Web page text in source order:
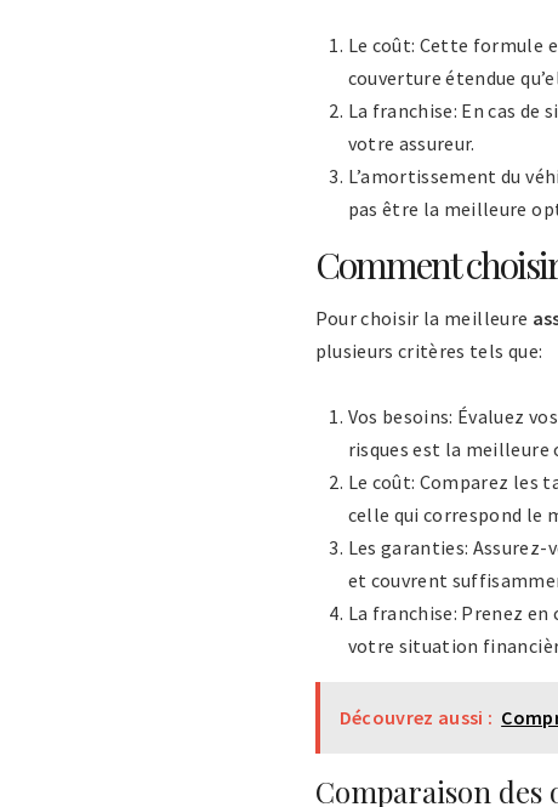
Le coût: Cette formule
couverture étendue
La franchise: En cas
votre assureur.
L’amortissement du
pas être la meilleure
Comment
Pour choisir la meilleure
plusieurs critères tels que:
Vos besoins: Évaluez
risques est la meilleure
Le coût: Comparez les
celle qui correspond le
Les garanties: Assurez-
et couvrent
La franchise: Prenez
votre situation
Découvrez aussi :
Comparaison des